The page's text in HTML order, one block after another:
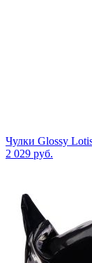
Чулки Glossy
2 029 руб.